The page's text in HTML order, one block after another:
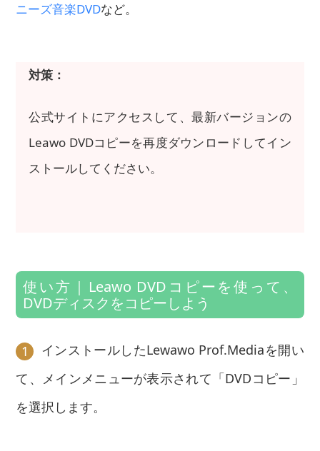
ニーズ音楽DVDなど。
対策：
公式サイトにアクセスして、最新バージョンの
Leawo DVDコピーを再度ダウンロードしてイン
ストールしてください。
使い方｜Leawo DVDコピーを使って、
DVDディスクをコピーしよう
1
インストールしたLewawo Prof.Mediaを開い
て、メインメニューが表示されて「DVDコピー」
を選択します。